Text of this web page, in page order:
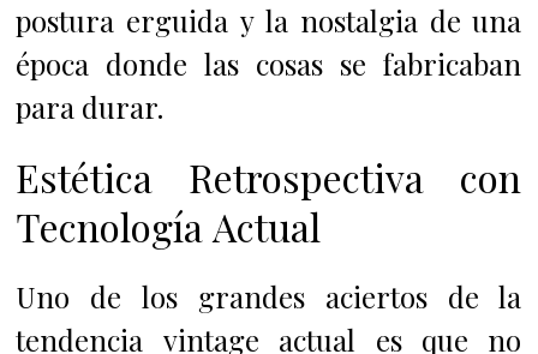
postura erguida y la nostalgia de una
época donde las cosas se fabricaban
para durar.
Estética Retrospectiva con
Tecnología Actual
Uno de los grandes aciertos de la
tendencia vintage actual es que no